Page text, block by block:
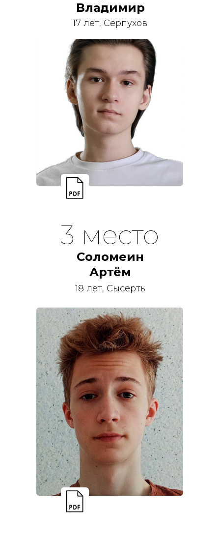
Владимир
17 лет, Серпухов
Соломеин
Артём
18 лет, Сысерть
3 место